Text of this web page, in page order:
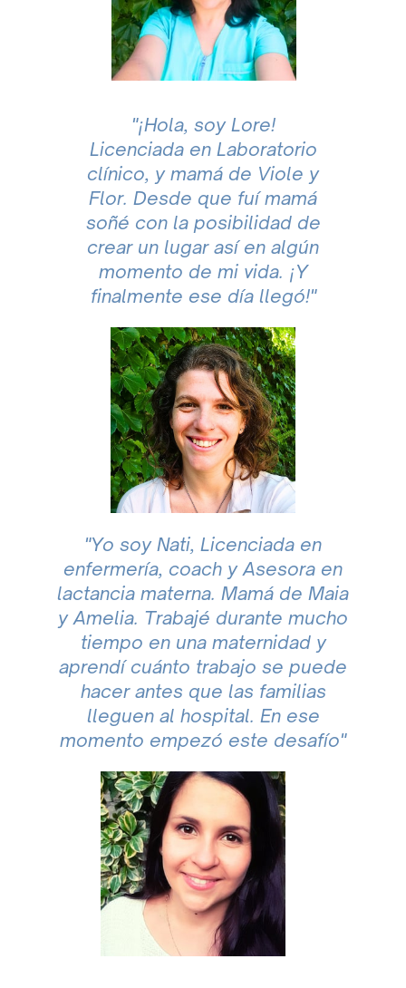
"¡Hola, soy Lore!
Licenciada en Laboratorio
clínico, y mamá de Viole y
Flor. Desde que fuí mamá
soñé con la posibilidad de
crear un lugar así en algún
momento de mi vida. ¡Y
finalmente ese día llegó!"
"Yo soy Nati, Licenciada en
enfermería, coach y Asesora en
lactancia materna. Mamá de Maia
y Amelia. Trabajé durante mucho
tiempo en una maternidad y
aprendí cuánto trabajo se puede
hacer antes que las familias
lleguen al hospital. En ese
momento empezó este desafío"